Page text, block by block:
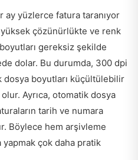
ay yüzlerce fatura taranıyor
yüksek çözünürlükte ve renk
gereksiz şekilde
dolar. Bu durumda, 300 dpi
dosya boyutları küçültülebilir
Ayrıca, otomatik dosya
tarih ve numara
Böylece hem arşivleme
yapmak çok daha pratik